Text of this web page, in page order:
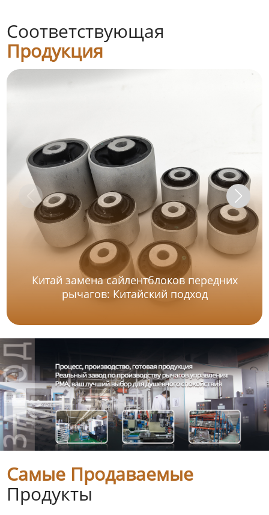
Соответствующая
Продукция
Китай замена сайлентблоков передних
рычагов: Китайский подход
Самые Продаваемые
Продукты